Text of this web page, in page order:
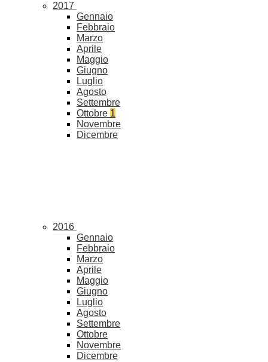
2017
Gennaio
Febbraio
Marzo
Aprile
Maggio
Giugno
Luglio
Agosto
Settembre
Ottobre 1
Novembre
Dicembre
2016
Gennaio
Febbraio
Marzo
Aprile
Maggio
Giugno
Luglio
Agosto
Settembre
Ottobre
Novembre
Dicembre